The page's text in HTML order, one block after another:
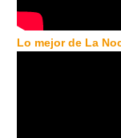
Lo mejor de La